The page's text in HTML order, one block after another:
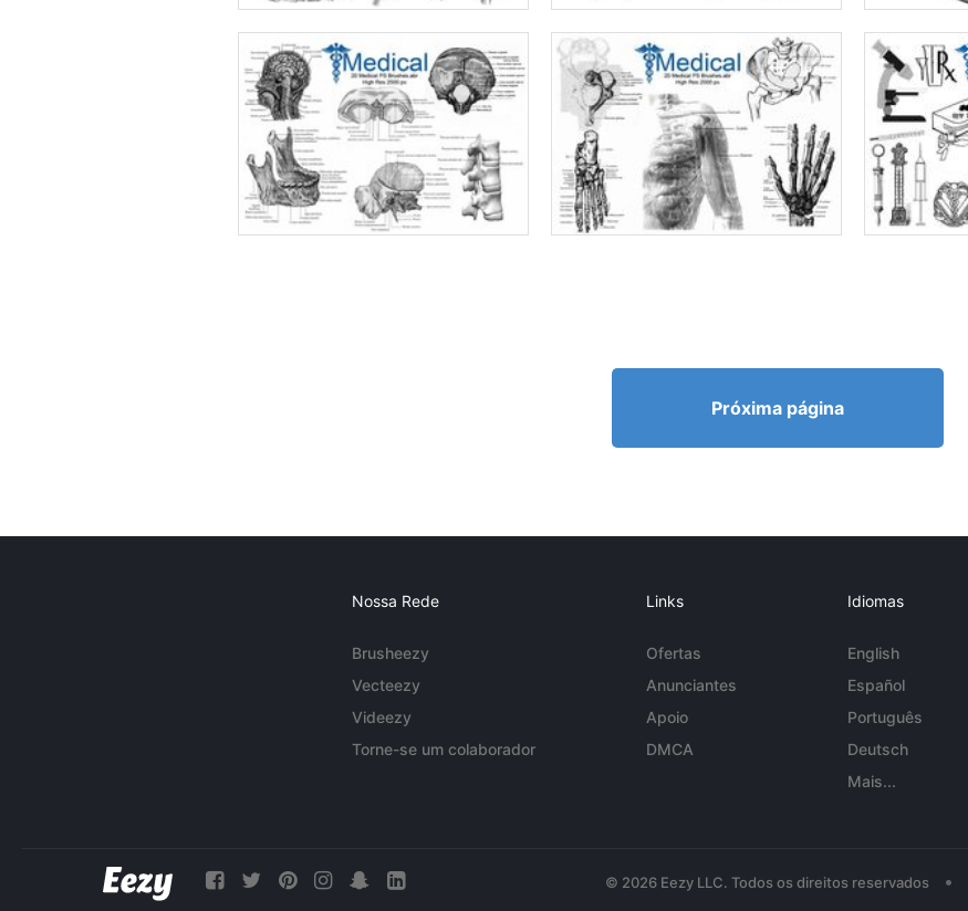
Próxima página
Nossa Rede
Brusheezy
Vecteezy
Videezy
Torne-se um colaborador
Links
Ofertas
Anunciantes
Apoio
DMCA
Idiomas
English
Español
Português
Deutsch
Mais...
© 2026 Eezy LLC. Todos os direitos reservados •